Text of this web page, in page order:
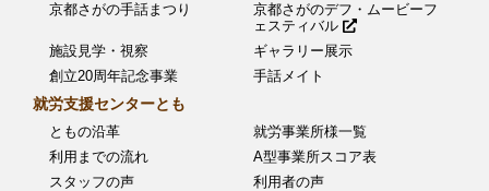
京都さがの手話まつり
京都さがのデフ・ムービーフ
ェスティバル
施設見学・視察
ギャラリー展示
創立20周年記念事業
手話メイト
就労支援センターとも
ともの沿革
就労事業所様一覧
利用までの流れ
A型事業所スコア表
スタッフの声
利用者の声